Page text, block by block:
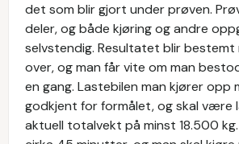
det som blir gjort under prøven.
deler, og både kjøring og andre
selvstendig. Resultatet blir bestemt
over, og man får vite om man
en gang. Lastebilen man kjører opp
godkjent for formålet, og skal være
aktuell totalvekt på minst 18.500